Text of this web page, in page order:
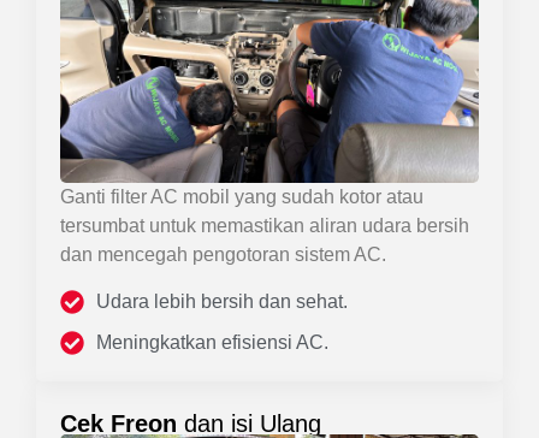
Ganti filter AC mobil yang sudah kotor atau
tersumbat untuk memastikan aliran udara bersih
dan mencegah pengotoran sistem AC.
Udara lebih bersih dan sehat.
Meningkatkan efisiensi AC.
Cek Freon dan isi Ulang